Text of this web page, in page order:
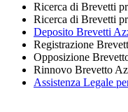
Ricerca di Brevetti
Ricerca di Brevetti
Deposito Brevetti
Registrazione
Opposizione
Rinnovo Brevetto
Assistenza Legale